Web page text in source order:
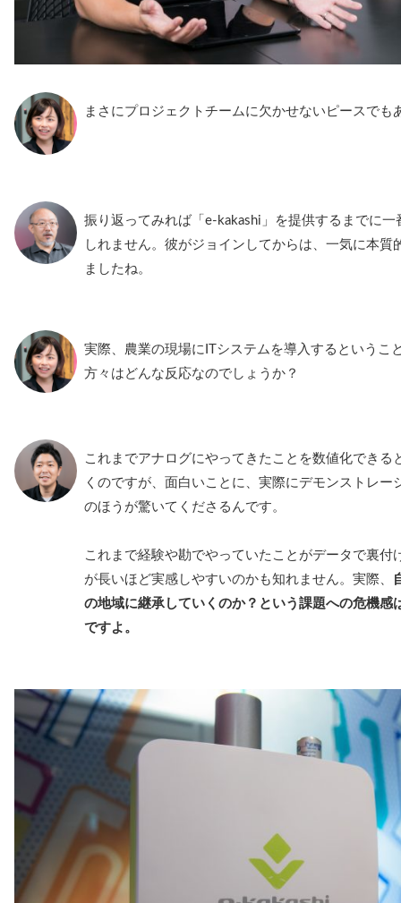
まさにプロジェクトチームに欠かせないピースでも
振り返ってみれば「e-kakashi」を提供するまでに
しれません。彼がジョインしてからは、一気に本質
ましたね。
実際、農業の現場にITシステムを導入するというこ
方々はどんな反応なのでしょうか？
これまでアナログにやってきたことを数値化できる
くのですが、面白いことに、実際にデモンストレ
のほうが驚いてくださるんです。
これまで経験や勘でやっていたことがデータで裏付
が長いほど実感しやすいのかも知れません。実際、
の地域に継承していくのか？という課題への危機感
ですよ。